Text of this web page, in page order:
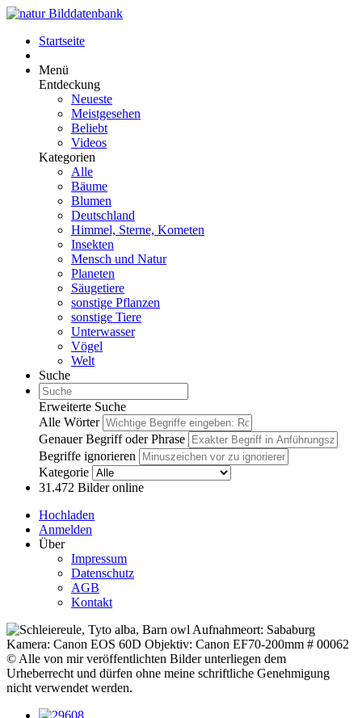
Startseite
Menü
Entdeckung
Neueste
Meistgesehen
Beliebt
Videos
Kategorien
Alle
Bäume
Blumen
Deutschland
Himmel, Sterne, Kometen
Insekten
Mensch und Natur
Planeten
Säugetiere
sonstige Pflanzen
sonstige Tiere
Unterwasser
Vögel
Welt
Suche
Erweiterte Suche
Alle Wörter
Genauer Begriff oder Phrase
Begriffe ignorieren
Kategorie
31.472 Bilder online
Hochladen
Anmelden
Über
Impressum
Datenschutz
AGB
Kontakt